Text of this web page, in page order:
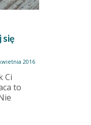
się
2016
Ci
to